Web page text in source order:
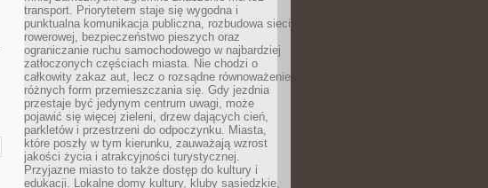
transport. Priorytetem staje się wygodna i
punktualna komunikacja publiczna, rozbudowa sieci
rowerowej, bezpieczeństwo pieszych oraz
ograniczanie ruchu samochodowego w najbardziej
zatłoczonych częściach miasta. Nie chodzi o
całkowity zakaz aut, lecz o rozsądne równoważenie
różnych form przemieszczania się. Gdy jezdnia
przestaje być jedynym centrum uwagi, może
pojawić się więcej zieleni, drzew dających cień,
parkletów i przestrzeni do odpoczynku. Miasta,
które poszły w tym kierunku, zauważają wzrost
jakości życia i atrakcyjności turystycznej.
Przyjazne miasto to także dostęp do kultury i
edukacji. Lokalne domy kultury, kluby sąsiedzkie,